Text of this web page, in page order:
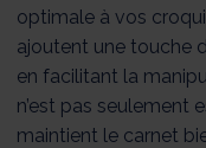
optimale à vos
ajoutent une touche
en facilitant la
n’est pas seulement
maintient le carnet